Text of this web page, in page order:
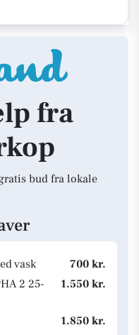
fra
bud fra lokale
vask
700 kr.
2 25-
1.550 kr.
1.850 kr.